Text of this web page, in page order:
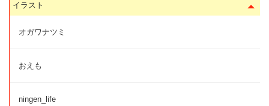
イラスト
オガワナツミ
おえも
ningen_life